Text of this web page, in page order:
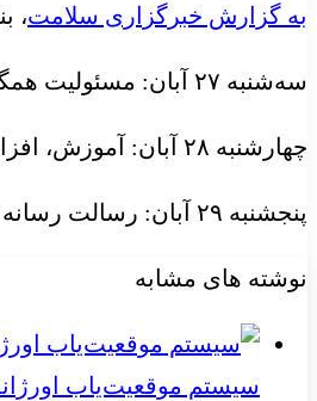
به گزارش خبرگزاری سلامت،
سه‌شنبه ۲۷ آبان: مسئولیت همگانی، مشارکت اجتماعی با رویکرد یکپارچه برای حفظ اثربخشی داروهای ضدمیکروبی
چهارشنبه ۲۸ آبان: آموزش، افزایش آگاهی و فرهنگ‌سازی برای حفظ اثربخشی داروهای ضدمیکروبی
پنجشنبه ۲۹ آبان: رسالت رسانه برای حفظ اثربخشی داروهای ضدمیکروبی
نوشته های مشابه
سیستم موقعیت‌یاب